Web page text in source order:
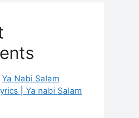
Ya Nabi Salam
| Ya nabi Salam